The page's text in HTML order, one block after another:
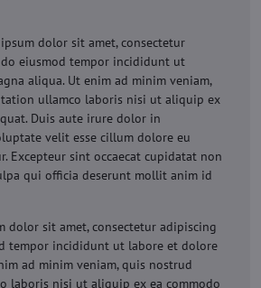
ipsum dolor sit amet, consectetur
eiusmod tempor incididunt ut
aliqua. Ut enim ad minim veniam,
ullamco laboris nisi ut aliquip ex
Duis aute irure dolor in
velit esse cillum dolore eu
Excepteur sint occaecat cupidatat non
qui officia deserunt mollit anim id
dolor sit amet, consectetur adipiscing
tempor incididunt ut labore et dolore
ad minim veniam, quis nostrud
laboris nisi ut aliquip ex ea commodo